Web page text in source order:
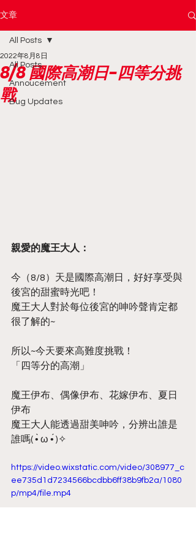
文章
All Posts
Annoucement
Bug Updates
All Posts
8/8 國際高潮日-四等分挑
戰
2022年8月8日
親愛的魔王大人：
今（8/8）天是國際高潮日，好好享受與
後宮的甜蜜時光吧！
魔王大人對於每位後宮的呻吟聲肯定都
很了解的~
所以~今天要來高難度挑戰！
「四等分的高潮」
魔王伊布、偶像伊布、花嫁伊布、夏日
伊布
魔王大人能透過甜美呻吟，分辨出誰是
誰嗎( •̀ ω •́ )✧
https://video.wixstatic.com/video/308977_c
ee735d1d7234566bcdbb6ff38b9fb2a/1080
p/mp4/file.mp4